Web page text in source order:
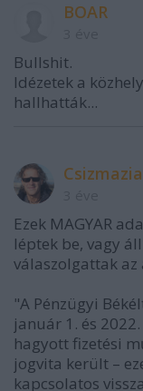
BOAR
Bullshit.
Idézetek a
hallhatták...
Ezek MAGYAR
léptek be, vagy
válaszolgattak az
"A Pénzügyi
január 1. és
hagyott fizetési
jogvita került –
kapcsolatos